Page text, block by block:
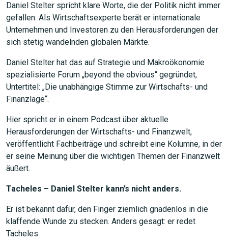
Daniel Stelter spricht klare Worte, die der Politik nicht immer
gefallen. Als Wirtschaftsexperte berät er internationale
Unternehmen und Investoren zu den Herausforderungen der
sich stetig wandelnden globalen Märkte.
Daniel Stelter hat das auf Strategie und Makroökonomie
spezialisierte Forum „beyond the obvious“ gegründet,
Untertitel: „Die unabhängige Stimme zur Wirtschafts- und
Finanzlage“.
Hier spricht er in einem Podcast über aktuelle
Herausforderungen der Wirtschafts- und Finanzwelt,
veröffentlicht Fachbeiträge und schreibt eine Kolumne, in der
er seine Meinung über die wichtigen Themen der Finanzwelt
äußert.
Tacheles – Daniel Stelter kann’s nicht anders.
Er ist bekannt dafür, den Finger ziemlich gnadenlos in die
klaffende Wunde zu stecken. Anders gesagt: er redet
Tacheles.